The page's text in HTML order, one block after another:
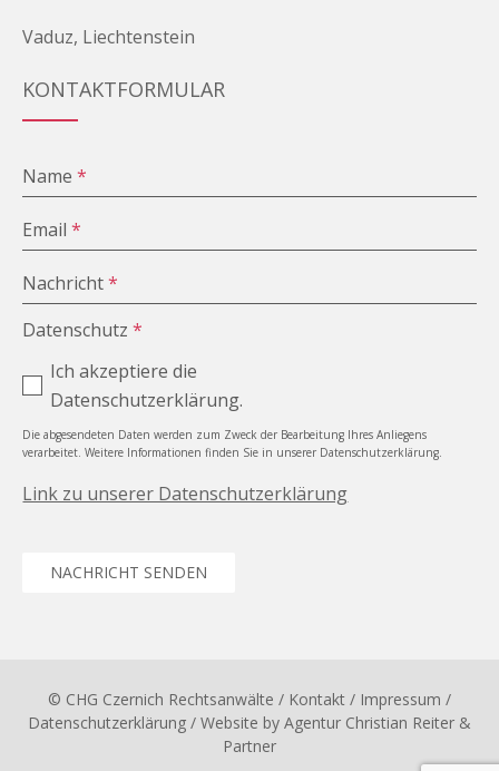
Vaduz, Liechtenstein
KONTAKTFORMULAR
Name*
Email*
Nachricht*
Datenschutz*
Ich akzeptiere die
Datenschutzerklärung.
Die abgesendeten Daten werden zum Zweck der Bearbeitung Ihres Anliegens
verarbeitet. Weitere Informationen finden Sie in unserer Datenschutzerklärung.
Link zu unserer Datenschutzerklärung
NACHRICHT SENDEN
© CHG Czernich Rechtsanwälte / Kontakt / Impressum /
Datenschutzerklärung / Website by Agentur Christian Reiter &
Partner